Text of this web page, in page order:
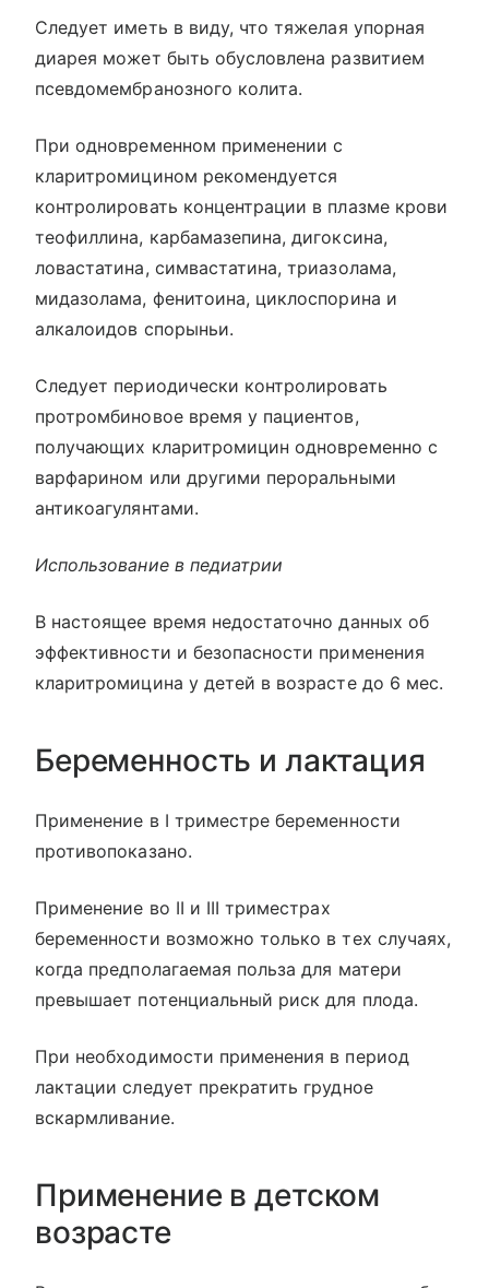
Следует иметь в виду, что тяжелая упорная
диарея может быть обусловлена развитием
псевдомембранозного колита.
При одновременном применении с
кларитромицином рекомендуется
контролировать концентрации в плазме крови
теофиллина, карбамазепина, дигоксина,
ловастатина, симвастатина, триазолама,
мидазолама, фенитоина, циклоспорина и
алкалоидов спорыньи.
Следует периодически контролировать
протромбиновое время у пациентов,
получающих кларитромицин одновременно с
варфарином или другими пероральными
антикоагулянтами.
Использование в педиатрии
В настоящее время недостаточно данных об
эффективности и безопасности применения
кларитромицина у детей в возрасте до 6 мес.
Беременность и лактация
Применение в I триместре беременности
противопоказано.
Применение во II и III триместрах
беременности возможно только в тех случаях,
когда предполагаемая польза для матери
превышает потенциальный риск для плода.
При необходимости применения в период
лактации следует прекратить грудное
вскармливание.
Применение в детском
возрасте